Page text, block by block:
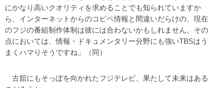
にかなり高いクオリティを求めることでも知られていますか
ら、インターネットからのコピペ情報と間違いだらけの、現在
のフジの番組制作体制は彼には合わないかもしれません。その
点においては、情報・ドキュメンタリー分野にも強いTBSはう
まくハマりそうですね」（同）
古舘にもそっぽを向かれたフジテレビ、果たして未来はある